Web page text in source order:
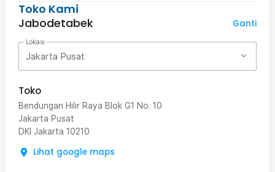
Toko Kami
Jabodetabek
Ganti
Lokasi
Jakarta Pusat
Toko
Bendungan Hilir Raya Blok G1 No. 10
Jakarta Pusat
DKI Jakarta 10210
Lihat google maps